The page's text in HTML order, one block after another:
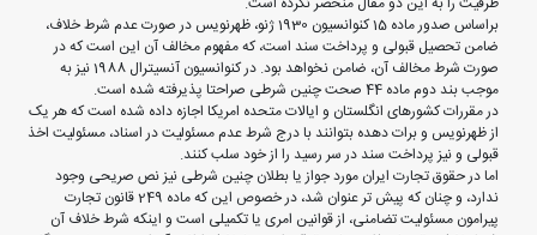
براساس صدور ماده 15 کنوانسیون 1930 ژنو، ظهرنویس در صورت عدم شرط خلاف،
ضامن تحصیل قبولی و پرداخت سند است، که مفهوم مخالف آن این است که در
صورت شرط مخالف آن، ضامن نخواهد بود. در کنوانسیون آنسیترال 1988 نیز به
موجب بند دوم ماده 44 صحت چنین شرطی صراحتا پذیرفته شده است.
در مقررات کشورهای انگلستان و ایالات متحده امریکا اجازه داده شده است که هر یک
از ظهرنویس و برات دهده بتوانند با درج شرط عدم مسئولیت در اسناد، مسئولیت اخذ
قبولی و نیز پرداخت سند در سر رسید را از خود سلب کنند.
اما در حقوق تجارت ایران مورد جواز یا بطلان چنین شرطی نیز نص صریحی وجود
ندارد، و چنان که پیش تر عنوان شد، در خصوص این که ماده 249 قانون تجارت
پیرامون مسئولیت تضامنی، از قوانین امری یا تکمیلی است و اینکه شرط خلاف آن